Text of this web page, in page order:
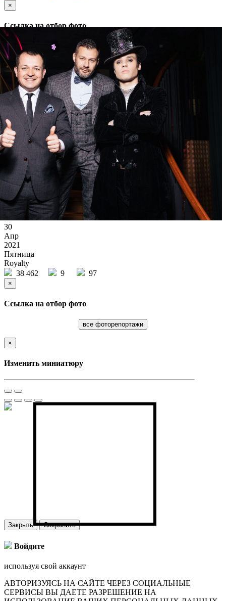
×
Ссылка на отбор фото
30
Апр
2021
Пятница
Royalty
38 462
9 97
×
Ссылка на отбор фото
все фоторепортажи
×
Изменить миниатюру
Закрыть Сохранить
Войдите
используя свой аккаунт
АВТОРИЗУЯСЬ НА САЙТЕ ЧЕРЕЗ СОЦИАЛЬНЫЕ
СЕРВИСЫ ВЫ ДАЕТЕ РАЗРЕШЕНИЕ НА